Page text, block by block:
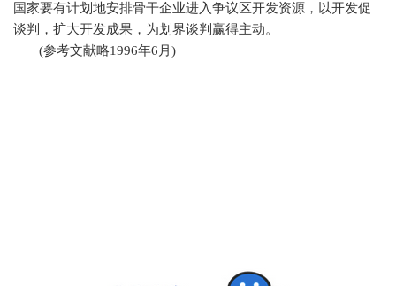
国家要有计划地安排骨干企业进入争议区开发资源，以开发促
谈判，扩大开发成果，为划界谈判赢得主动。
(参考文献略1996年6月)